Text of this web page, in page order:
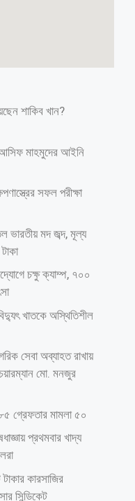
রামগড়ে
ও কলেজের ছাত্র-ছাত্রীদের
ক্যাম্পেইন অনুষ্ঠিত
হয়। মঙ্গলবার (১০ মার্চ)
পুলিশ, ড: ইআর আরডি সিএইচটি,
সহযোগিতায় আয়োজিত এ
নারী ও মেয়ে শিশুদের
তুলে ধরা হয়। অনুষ্ঠানে
কর্মকর্তা ও ১নং রামগড়
অফিসার ইনচার্জ মো, নাজির
কালাম আজাদ সহ বিভিন্ন
জেন্ডার ভিত্তিক সহিংসতা